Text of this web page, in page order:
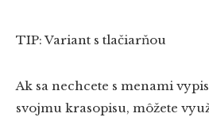
TIP: Variant s tlačiarňou
Ak sa nechcete s menami
svojmu krasopisu, môžete